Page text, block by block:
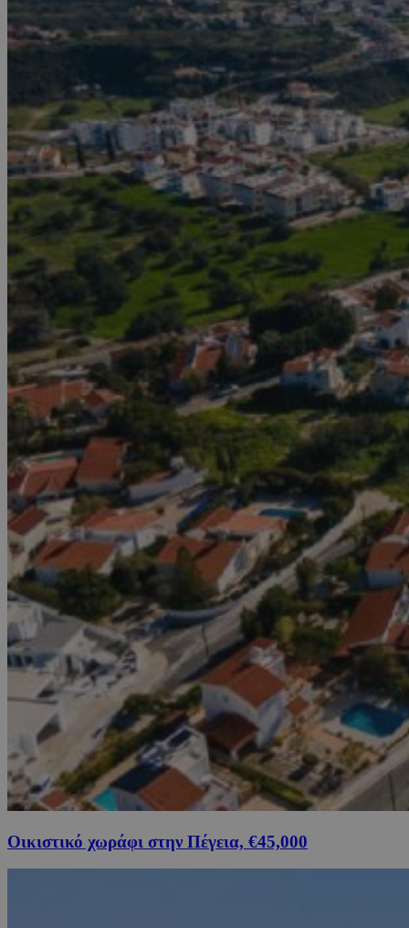
Οικιστικό χωράφι στην Πέγεια, €45,000